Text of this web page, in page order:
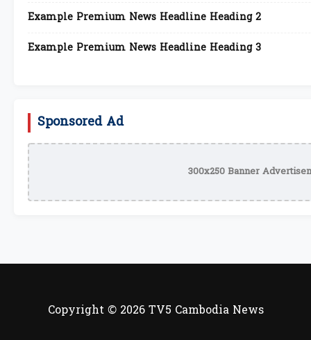
Example Premium News Headline Heading 2
Example Premium News Headline Heading 3
Sponsored Ad
300x250 Banner
Copyright © 2026 TV5 Cambodia News